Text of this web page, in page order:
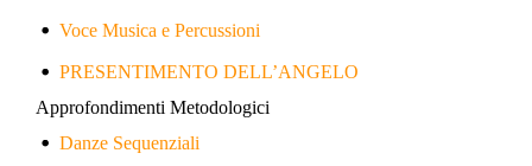
Voce Musica e Percussioni
PRESENTIMENTO DELL’ANGELO
Approfondimenti Metodologici
Danze Sequenziali